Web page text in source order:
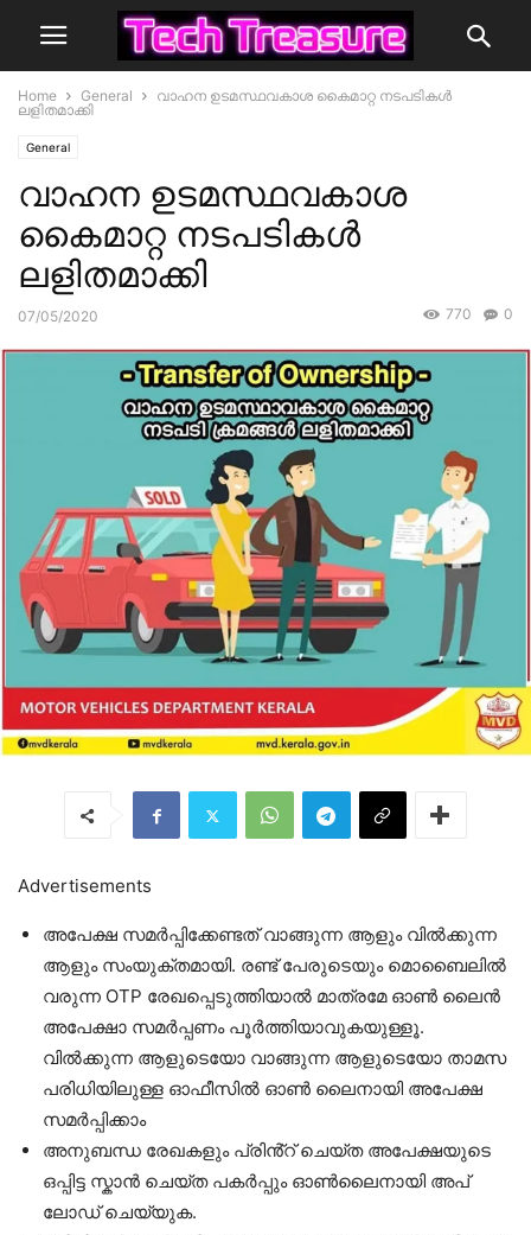
Home General
വാഹന ഉടമസ്ഥവകാശ കൈമാറ്റ നടപടികൾ
ലളിതമാക്കി
General
വാഹന ഉടമസ്ഥവകാശ
കൈമാറ്റ നടപടികൾ
ലളിതമാക്കി
07/05/2020 0
770
Advertisements
അപേക്ഷ സമർപ്പിക്കേണ്ടത് വാങ്ങുന്ന ആളും വിൽക്കുന്ന
ആളും സംയുക്തമായി. രണ്ട് പേരുടെയും മൊബൈലിൽ
വരുന്ന OTP രേഖപ്പെടുത്തിയാൽ മാത്രമേ ഓൺ ലൈൻ
അപേക്ഷാ സമർപ്പണം പൂർത്തിയാവുകയുള്ളൂ.
വിൽക്കുന്ന ആളുടെയോ വാങ്ങുന്ന ആളുടെയോ താമസ
പരിധിയിലുള്ള ഓഫീസിൽ ഓൺ ലൈനായി അപേക്ഷ
സമർപ്പിക്കാം
അനുബന്ധ രേഖകളും പ്രിൻ്റ് ചെയ്ത അപേക്ഷയുടെ
ഒപ്പിട്ട സ്കാൻ ചെയ്ത പകർപ്പും ഓൺലൈനായി അപ്
ലോഡ് ചെയ്യുക.